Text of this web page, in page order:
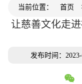
当前位置： 首页
让慈善文化走
发布时间：